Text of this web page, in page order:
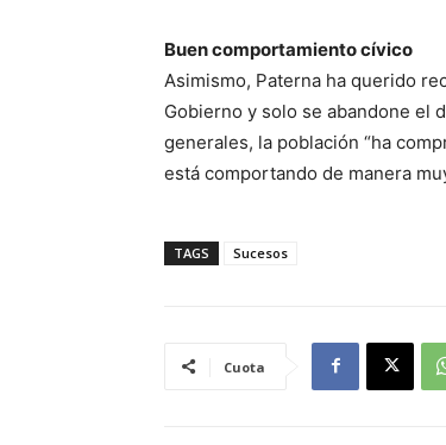
Buen comportamiento cívico
Asimismo, Paterna ha querido
Gobierno y solo se abandone el
generales, la población “ha
está comportando de manera
TAGS Sucesos
Cuota